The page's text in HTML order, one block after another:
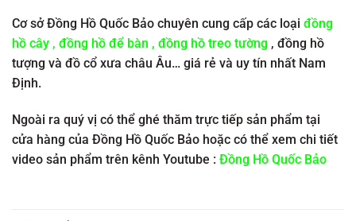
Cơ sở Đồng Hồ Quốc Bảo chuyên cung cấp các loại đồng
hồ cây , đồng hồ để bàn , đồng hồ treo tường , đồng hồ
tượng và đồ cổ xưa châu Âu… giá rẻ và uy tín nhất Nam
Định.
Ngoài ra quý vị có thể ghé thăm trực tiếp sản phẩm tại
cửa hàng của Đồng Hồ Quốc Bảo hoặc có thể xem chi tiết
video sản phẩm trên kênh Youtube : Đồng Hồ Quốc Bảo